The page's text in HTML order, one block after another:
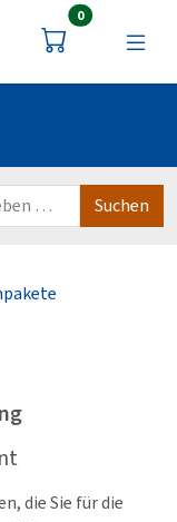
0Artikel im
die Sie für die